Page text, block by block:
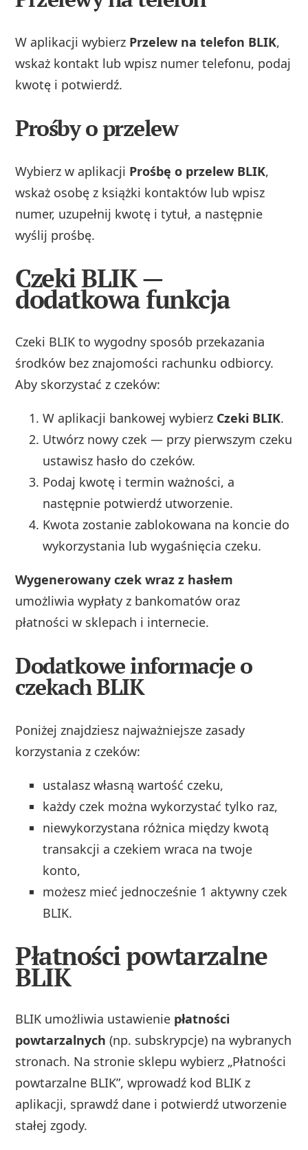
W aplikacji wybierz Przelew na telefon BLIK,
wskaż kontakt lub wpisz numer telefonu, podaj
kwotę i potwierdź.
Prośby o przelew
Wybierz w aplikacji Prośbę o przelew BLIK,
wskaż osobę z książki kontaktów lub wpisz
numer, uzupełnij kwotę i tytuł, a następnie
wyślij prośbę.
Czeki BLIK —
dodatkowa funkcja
Czeki BLIK to wygodny sposób przekazania
środków bez znajomości rachunku odbiorcy.
Aby skorzystać z czeków:
W aplikacji bankowej wybierz Czeki BLIK.
Utwórz nowy czek — przy pierwszym czeku
ustawisz hasło do czeków.
Podaj kwotę i termin ważności, a
następnie potwierdź utworzenie.
Kwota zostanie zablokowana na koncie do
wykorzystania lub wygaśnięcia czeku.
Wygenerowany czek wraz z hasłem
umożliwia wypłaty z bankomatów oraz
płatności w sklepach i internecie.
Dodatkowe informacje o
czekach BLIK
Poniżej znajdziesz najważniejsze zasady
korzystania z czeków:
ustalasz własną wartość czeku,
każdy czek można wykorzystać tylko raz,
niewykorzystana różnica między kwotą
transakcji a czekiem wraca na twoje
konto,
możesz mieć jednocześnie 1 aktywny czek
BLIK.
Płatności powtarzalne
BLIK
BLIK umożliwia ustawienie płatności
powtarzalnych (np. subskrypcje) na wybranych
stronach. Na stronie sklepu wybierz „Płatności
powtarzalne BLIK”, wprowadź kod BLIK z
aplikacji, sprawdź dane i potwierdź utworzenie
stałej zgody.